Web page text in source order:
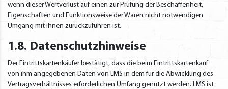
wenn dieser Wertverlust auf einen zur Prüfung der Beschaffenheit,
Eigenschaften und Funktionsweise der Waren nicht notwendigen
Umgang mit ihnen zurückzuführen ist.
1.8. Datenschutzhinweise
Der Eintrittskartenkäufer bestätigt, dass die beim Eintrittskartenkauf
von ihm angegebenen Daten von LMS in dem für die Abwicklung des
Vertragsverhältnisses erforderlichen Umfang genutzt werden. LMS ist